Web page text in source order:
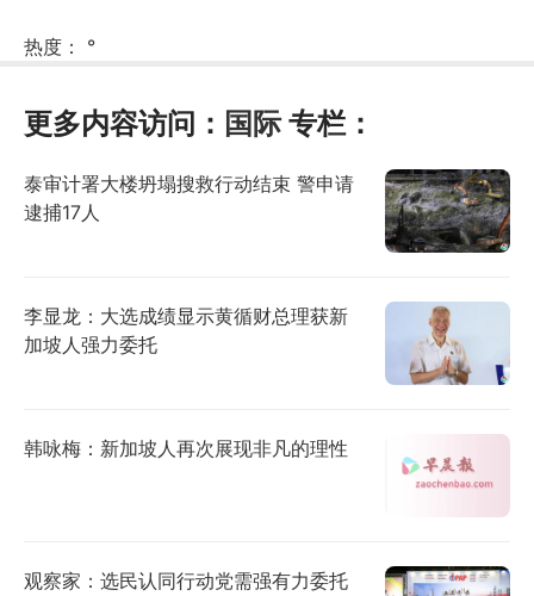
热度： °
更多内容访问： 国际专栏：
泰审计署大楼坍塌搜救行动结束 警申请
逮捕17人
李显龙：大选成绩显示黄循财总理获新
加坡人强力委托
韩咏梅：新加坡人再次展现非凡的理性
观察家：选民认同行动党需强有力委托